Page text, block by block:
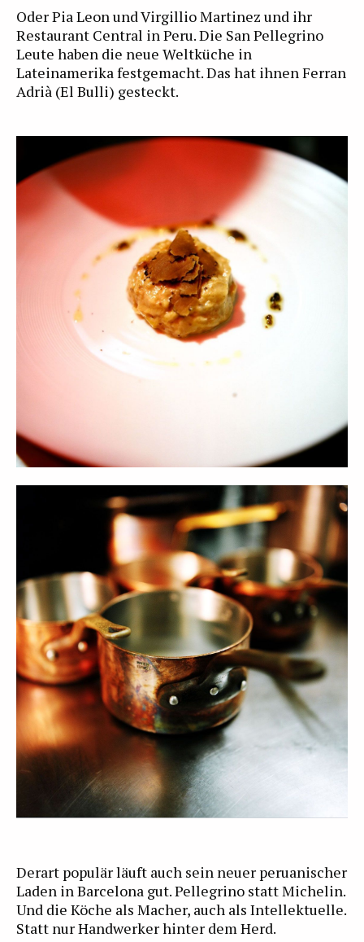
Oder Pia Leon und Virgillio Martinez und ihr
Restaurant Central in Peru. Die San Pellegrino
Leute haben die neue Weltküche in
Lateinamerika festgemacht. Das hat ihnen Ferran
Adrià (El Bulli) gesteckt.
Derart populär läuft auch sein neuer peruanischer
Laden in Barcelona gut. Pellegrino statt Michelin.
Und die Köche als Macher, auch als Intellektuelle.
Statt nur Handwerker hinter dem Herd.